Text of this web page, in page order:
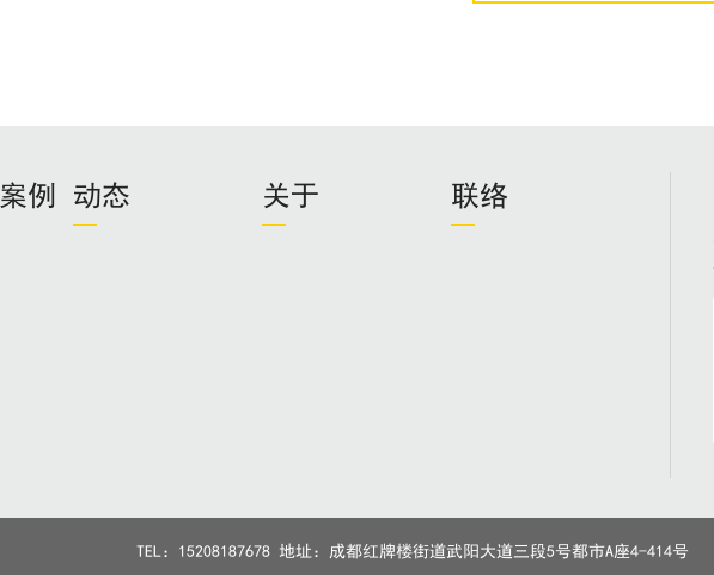
例 动态 关于 联络
TEL：15208187678 地址：成都红牌楼街道武阳大道三段5号都市A座4-414号